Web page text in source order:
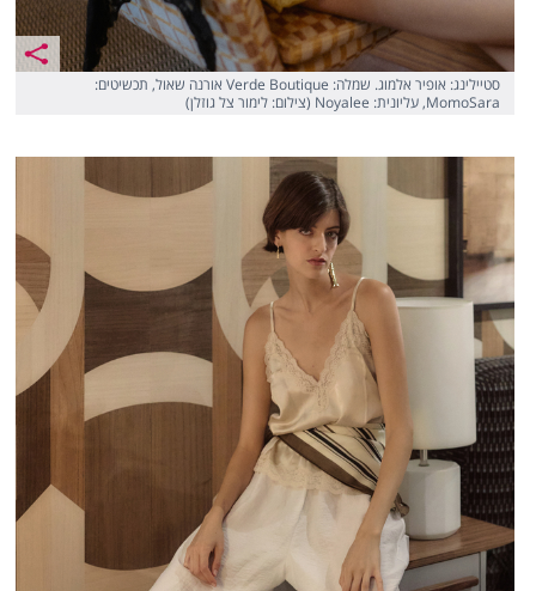
סטיילינג: אופיר אלמוג. שמלה: Verde Boutique אורנה שאול, תכשיטים:
MomoSara, עליונית: Noyalee (צילום: לימור צל גוזלן)